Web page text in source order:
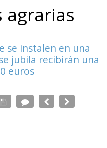
agrarias
se instalen en una
jubila recibirán una
euros